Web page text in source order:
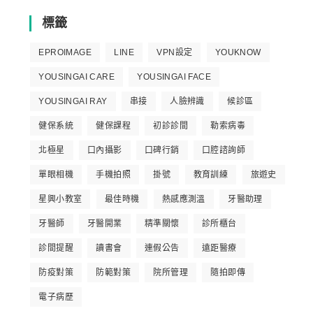
標籤
EPROIMAGE LINE VPN設定 YOUKNOW
YOUSINGAI CARE YOUSINGAI FACE
YOUSINGAI RAY 串接 人臉辨識 候診區
健保系統 健保課程 初診診間 勒索病毒
北極星 口內攝影 口碑行銷 口腔諮詢師
單眼相機 手機拍照 掛號 教育訓練 旅遊史
星興小教室 最佳時機 熱感應測溫 牙醫助理
牙醫師 牙醫開業 精準關懷 診所櫃台
診間提醒 讀書會 連假公告 遠距醫療
防疫對策 防範對策 院所管理 隨拍即傳
電子病歷